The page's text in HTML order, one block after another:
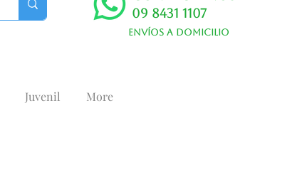
09 8431 1107
Envíos a domicilio
Juvenil More